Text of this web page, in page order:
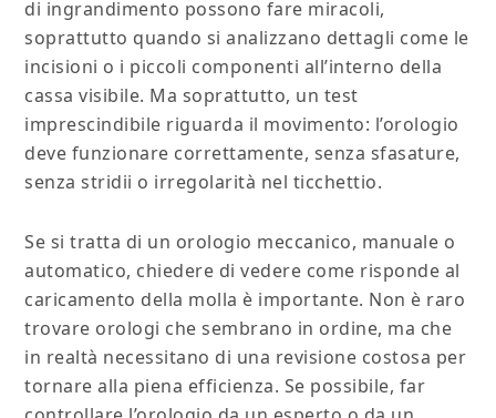
di ingrandimento possono fare miracoli,
soprattutto quando si analizzano dettagli come le
incisioni o i piccoli componenti all’interno della
cassa visibile. Ma soprattutto, un test
imprescindibile riguarda il movimento: l’orologio
deve funzionare correttamente, senza sfasature,
senza stridii o irregolarità nel ticchettio.
Se si tratta di un orologio meccanico, manuale o
automatico, chiedere di vedere come risponde al
caricamento della molla è importante. Non è raro
trovare orologi che sembrano in ordine, ma che
in realtà necessitano di una revisione costosa per
tornare alla piena efficienza. Se possibile, far